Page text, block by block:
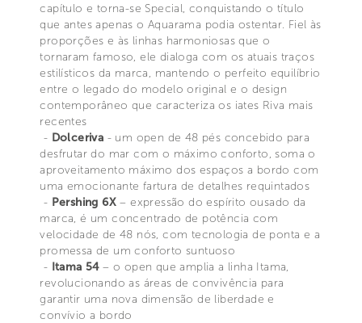
capítulo e torna-se Special, conquistando o título
que antes apenas o Aquarama podia ostentar. Fiel às
proporções e às linhas harmoniosas que o
tornaram famoso, ele dialoga com os atuais traços
estilísticos da marca, mantendo o perfeito equilíbrio
entre o legado do modelo original e o design
contemporâneo que caracteriza os iates Riva mais
recentes
- Dolceriva - um open de 48 pés concebido para
desfrutar do mar com o máximo conforto, soma o
aproveitamento máximo dos espaços a bordo com
uma emocionante fartura de detalhes requintados
- Pershing 6X– expressão do espírito ousado da
marca, é um concentrado de potência com
velocidade de 48 nós, com tecnologia de ponta e a
promessa de um conforto suntuoso
- Itama 54– o open que amplia a linha Itama,
revolucionando as áreas de convivência para
garantir uma nova dimensão de liberdade e
convívio a bordo